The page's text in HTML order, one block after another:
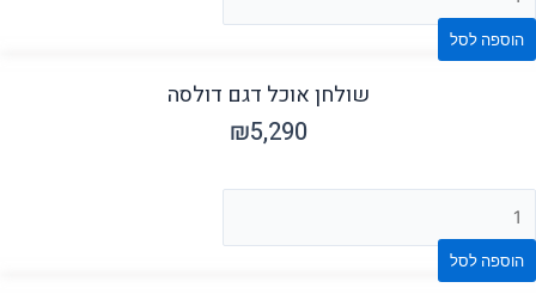
הוספה לסל
שולחן אוכל דגם דולסה
₪5,290
הוספה לסל